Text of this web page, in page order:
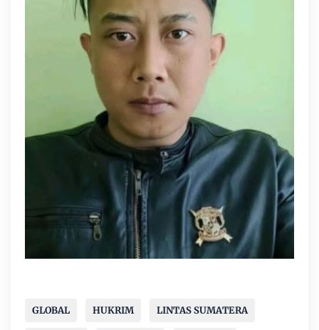
GLOBAL HUKRIM LINTAS SUMATERA